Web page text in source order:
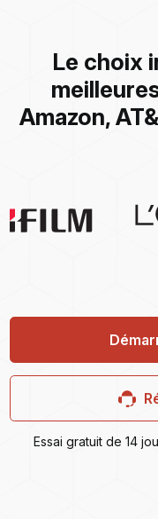
Le choix
Amazon,
Essai gratuit de 14